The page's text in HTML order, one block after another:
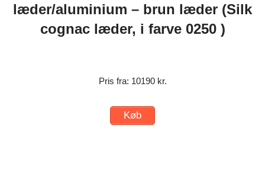
læder/aluminium – brun læder (Silk
cognac læder, i farve 0250 )
Pris fra: 10190 kr.
Køb